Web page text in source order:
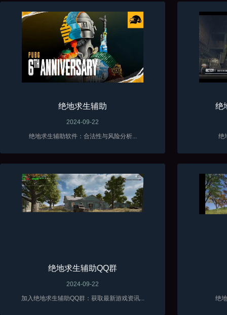
绝地求生辅助
2024-09-22
绝地求生辅助软件：合法性与风险分析...
绝
绝
绝地求生辅助QQ群
2024-09-22
加入绝地求生辅助QQ群：获取最新游戏资讯...
绝